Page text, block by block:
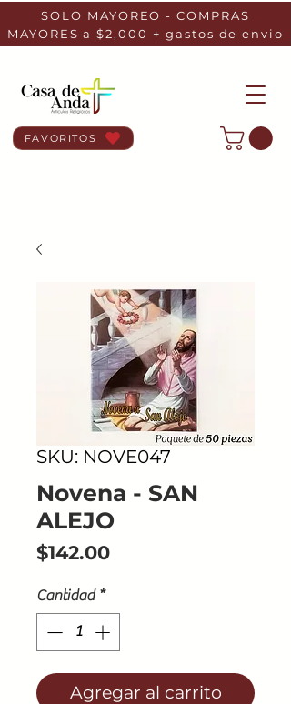
SOLO MAYOREO - COMPRAS
MAYORES a $2,000 + gastos de envio
FAVORITOS
SKU: NOVE047
Novena - SAN
ALEJO
$142.00Precio
Cantidad *
Agregar al carrito